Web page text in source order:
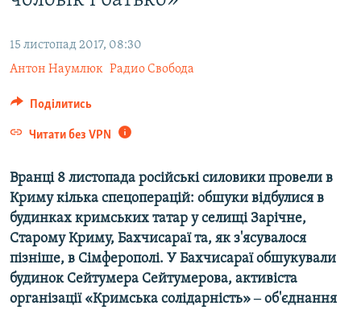
СВІДЧЕННЯ ОКУПАЦІЇ
УКРАЇНСЬКА ПРОБЛЕМА КРИМУ
ІНФОГРАФІКА
ДОЛУЧАЙСЯ!
Усі сайти RFE/RL
15 листопад 2017, 08:30
Антон Наумлюк Радио Свобода
Поділитись
Читати без VPN
Вранці 8 листопада російські силовики провели в
Криму кілька спецоперацій: обшуки відбулися в
будинках кримських татар у селищі Зарічне,
Старому Криму, Бахчисараї та, як з'ясувалося
пізніше, в Сімферополі. У Бахчисараї обшукували
будинок Сейтумера Сейтумерова, активіста
організації «Кримська солідарність» ‒ об'єднання